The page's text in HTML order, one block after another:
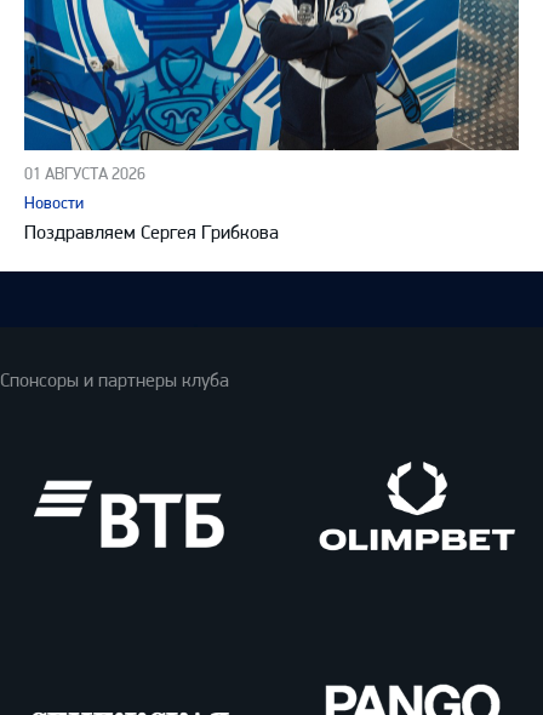
01 АВГУСТА 2026
Новости
Поздравляем Сергея Грибкова
Спонсоры и партнеры клуба